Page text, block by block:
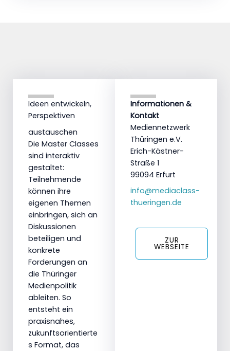
Ideen entwickeln,
Perspektiven
austauschen
Die Master Classes
sind interaktiv
gestaltet:
Teilnehmende
können ihre
eigenen Themen
einbringen, sich an
Diskussionen
beteiligen und
konkrete
Forderungen an
die Thüringer
Medienpolitik
ableiten. So
entsteht ein
praxisnahes,
zukunftsorientierte
s Format, das
Informationen &
Kontakt
Mediennetzwerk
Thüringen e.V.
Erich-Kästner-
Straße 1
99094 Erfurt
info@mediaclass-
thueringen.de
ZUR
WEBSEITE